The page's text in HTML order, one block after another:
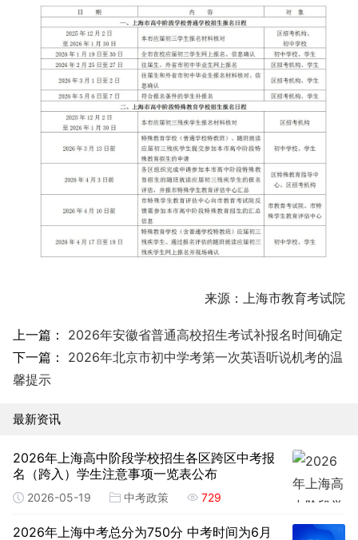
来源：上海市教育考试院
上一篇： 2026年安徽省普通高校招生考试补报名时间确定
下一篇： 2026年北京市初中学考第一次英语听说机考的温
馨提示
最新资讯
2026年上海高中阶段学校招生各区跨区中考报
名（跨入）学生注意事项一览表公布
2026-05-19 中考政策 729
2026年上海中考总分为750分 中考时间为6月